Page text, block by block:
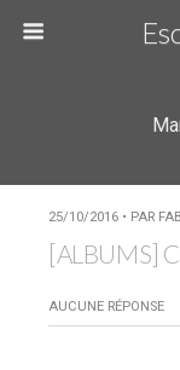
25/10/2016 • PAR
[ALBUMS]
AUCUNE RÉPONSE